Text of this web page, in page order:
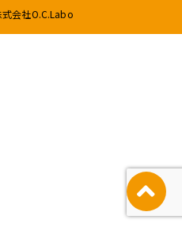
会社O.C.Labo